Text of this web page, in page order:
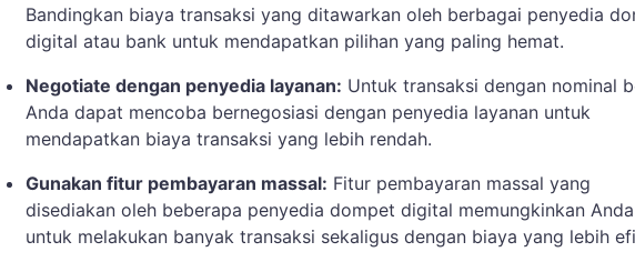
Bandingkan biaya transaksi yang ditawarkan oleh berbagai penyedia
digital atau bank untuk mendapatkan pilihan yang paling hemat.
Negotiate dengan penyedia layanan: Untuk transaksi dengan nominal
Anda dapat mencoba bernegosiasi dengan penyedia layanan untuk
mendapatkan biaya transaksi yang lebih rendah.
Gunakan fitur pembayaran massal: Fitur pembayaran massal yang
disediakan oleh beberapa penyedia dompet digital memungkinkan Anda
untuk melakukan banyak transaksi sekaligus dengan biaya yang lebih